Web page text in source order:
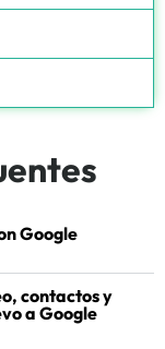
Google
contactos y
a Google